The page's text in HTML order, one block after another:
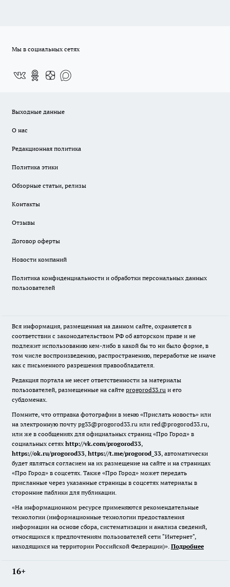
Мы в социальных сетях
Выходные данные
О нас
Редакционная политика
Политика этики
Обзорные статьи, релизы
Контакты
Отзывы
Договор оферты
Новости компаний
Политика конфиденциальности и обработки персональных данных
пользователей
Вся информация, размещенная на данном сайте, охраняется в
соответствии с законодательством РФ об авторском праве и не
подлежит использованию кем-либо в какой бы то ни было форме, в
том числе воспроизведению, распространению, переработке не иначе
как с письменного разрешения правообладателя.
Редакция портала не несет ответственности за материалы
пользователей, размещенные на сайте progorod33.ru и его
субдоменах.
Помните, что отправка фотографии в меню «Прислать новость» или
на электронную почту pg33@progorod33.ru или red@progorod33.ru,
или же в сообщениях для официальных страниц «Про Город» в
социальных сетях http://vk.com/progorod33,
https://ok.ru/progorod33, https://t.me/progorod_33, автоматически
будет являться согласием на их размещение на сайте и на страницах
«Про Город» в соцсетях. Также «Про Город» может передать
присланные через указанные страницы в соцсетях материалы в
сторонние паблики для публикации.
«На информационном ресурсе применяются рекомендательные
технологии (информационные технологии предоставления
информации на основе сбора, систематизации и анализа сведений,
относящихся к предпочтениям пользователей сети "Интернет",
находящихся на территории Российской Федерации)». Подробнее
16+